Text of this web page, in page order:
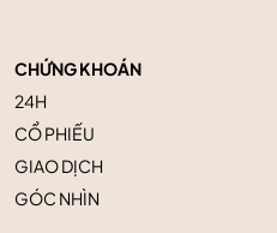
CHỨNG KHOÁN
24H
CỔ PHIẾU
GIAO DỊCH
GÓC NHÌN